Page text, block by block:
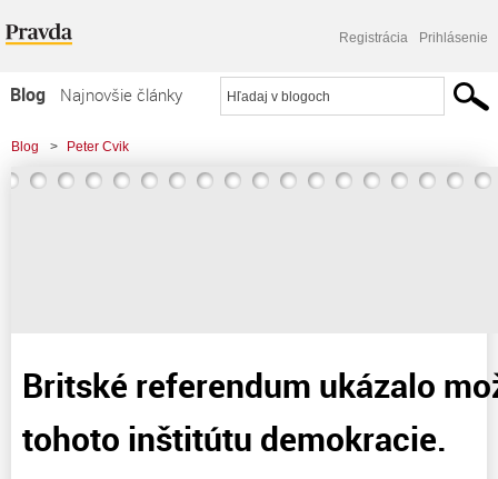
Registrácia Prihlásenie
Blog
Najnovšie články
Najčítanejšie články
Najkomentovanejšie články
Blog > Peter Cvik
> Britské referendum ukázalo možnú zákernosť tohoto inštitútu demokracie.
Britské referendum ukázalo
tohoto inštitútu demokracie.